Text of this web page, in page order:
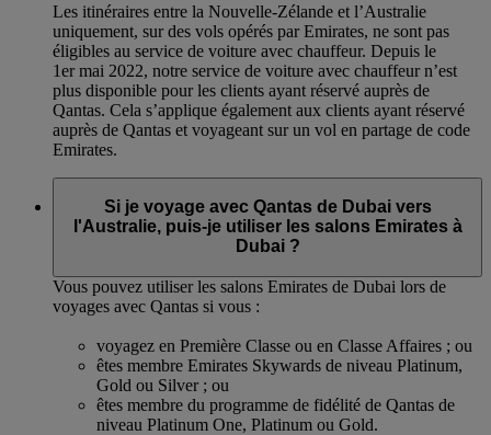
Les itinéraires entre la Nouvelle-Zélande et l’Australie
uniquement, sur des vols opérés par Emirates, ne sont pas
éligibles au service de voiture avec chauffeur. Depuis le
1er mai 2022, notre service de voiture avec chauffeur n’est
plus disponible pour les clients ayant réservé auprès de
Qantas. Cela s’applique également aux clients ayant réservé
auprès de Qantas et voyageant sur un vol en partage de code
Emirates.
Si je voyage avec Qantas de Dubai vers
l'Australie, puis-je utiliser les salons Emirates à
Dubai ?
Vous pouvez utiliser les salons Emirates de Dubai lors de
voyages avec Qantas si vous :
voyagez en Première Classe ou en Classe Affaires ; ou
êtes membre Emirates Skywards de niveau Platinum,
Gold ou Silver ; ou
êtes membre du programme de fidélité de Qantas de
niveau Platinum One, Platinum ou Gold.